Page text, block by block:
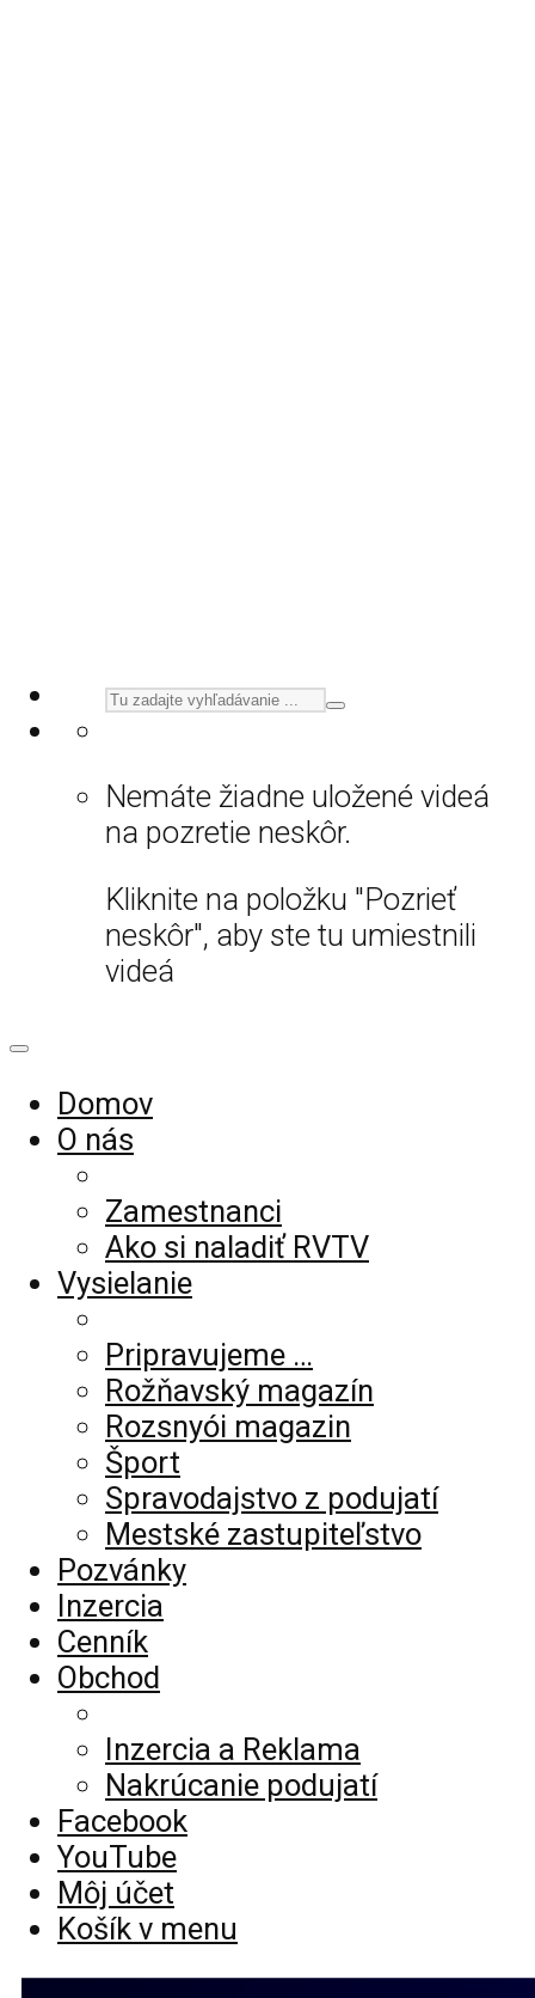
Nemáte žiadne uložené videá
na pozretie neskôr.
Kliknite na položku "Pozrieť
neskôr", aby ste tu umiestnili
videá
Domov
O nás
Zamestnanci
Ako si naladiť RVTV
Vysielanie
Pripravujeme …
Rožňavský magazín
Rozsnyói magazin
Šport
Spravodajstvo z podujatí
Mestské zastupiteľstvo
Pozvánky
Inzercia
Cenník
Obchod
Inzercia a Reklama
Nakrúcanie podujatí
Facebook
YouTube
Môj účet
Košík v menu